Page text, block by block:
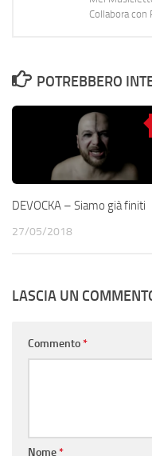
Collabora con
POTREBBERO
DEVOCKA – Siamo già finiti
27/05/2018
LASCIA UN
Commento*
Nome*